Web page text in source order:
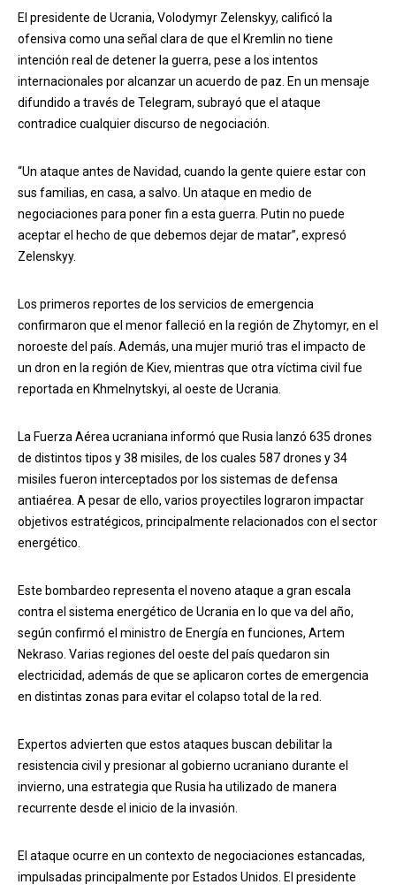
El presidente de Ucrania, Volodymyr Zelenskyy, calificó la
ofensiva como una señal clara de que el Kremlin no tiene
intención real de detener la guerra, pese a los intentos
internacionales por alcanzar un acuerdo de paz. En un mensaje
difundido a través de Telegram, subrayó que el ataque
contradice cualquier discurso de negociación.
“Un ataque antes de Navidad, cuando la gente quiere estar con
sus familias, en casa, a salvo. Un ataque en medio de
negociaciones para poner fin a esta guerra. Putin no puede
aceptar el hecho de que debemos dejar de matar”, expresó
Zelenskyy.
Los primeros reportes de los servicios de emergencia
confirmaron que el menor falleció en la región de Zhytomyr, en el
noroeste del país. Además, una mujer murió tras el impacto de
un dron en la región de Kiev, mientras que otra víctima civil fue
reportada en Khmelnytskyi, al oeste de Ucrania.
La Fuerza Aérea ucraniana informó que Rusia lanzó 635 drones
de distintos tipos y 38 misiles, de los cuales 587 drones y 34
misiles fueron interceptados por los sistemas de defensa
antiaérea. A pesar de ello, varios proyectiles lograron impactar
objetivos estratégicos, principalmente relacionados con el sector
energético.
Este bombardeo representa el noveno ataque a gran escala
contra el sistema energético de Ucrania en lo que va del año,
según confirmó el ministro de Energía en funciones, Artem
Nekraso. Varias regiones del oeste del país quedaron sin
electricidad, además de que se aplicaron cortes de emergencia
en distintas zonas para evitar el colapso total de la red.
Expertos advierten que estos ataques buscan debilitar la
resistencia civil y presionar al gobierno ucraniano durante el
invierno, una estrategia que Rusia ha utilizado de manera
recurrente desde el inicio de la invasión.
El ataque ocurre en un contexto de negociaciones estancadas,
impulsadas principalmente por Estados Unidos. El presidente